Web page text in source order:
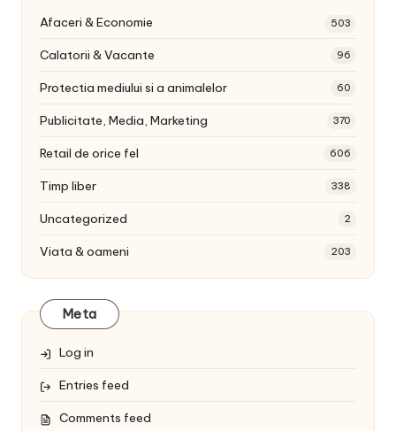
Afaceri & Economie 503
Calatorii & Vacante 96
Protectia mediului si a animalelor 60
Publicitate, Media, Marketing 370
Retail de orice fel 606
Timp liber 338
Uncategorized 2
Viata & oameni 203
Meta
Log in
Entries feed
Comments feed